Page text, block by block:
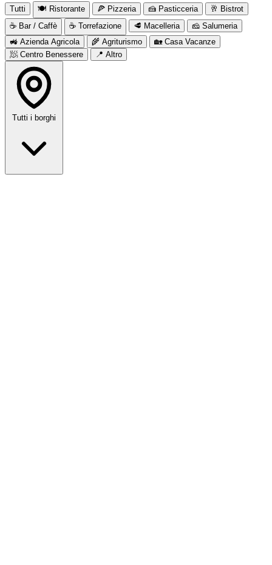
Tutti 🍽 Ristorante 🍕 Pizzeria 🍰 Pasticceria
🥂 Bistrot
☕ Bar / Caffè
☕ Torrefazione 🥩 Macelleria
🧀 Salumeria
🚜 Azienda Agricola
🌾 Agriturismo
🏡 Casa Vacanze
🧖 Centro Benessere
📍 Altro
Tutti i borghi